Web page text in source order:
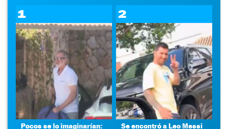
1
Pocos se lo imaginarían:
2
Se encontró a Leo Messi